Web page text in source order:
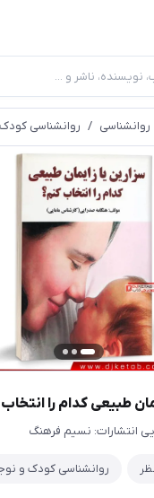
روانشناسی / روانشناسی
طبیعی کدام را
انتشارات: نسیم فرهنگ
روانشناسی کودک و